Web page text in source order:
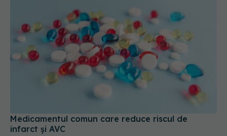
Medicamentul comun care reduce riscul de
infarct și AVC